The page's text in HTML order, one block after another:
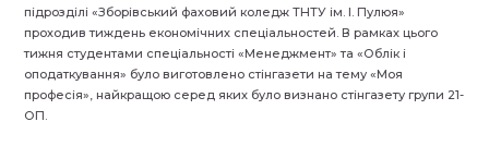
підрозділі «Зборівський фаховий коледж ТНТУ ім. І. Пулюя»
проходив тиждень економічних спеціальностей. В рамках цього
тижня студентами спеціальності «Менеджмент» та «Облік і
оподаткування» було виготовлено стінгазети на тему «Моя
професія», найкращою серед яких було визнано стінгазету групи 21-
ОП.